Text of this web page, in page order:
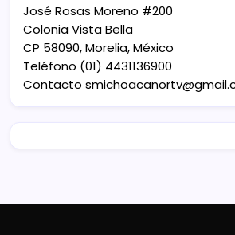
José Rosas Moreno #200
Colonia Vista Bella
CP 58090, Morelia, México
Teléfono (01) 4431136900
Contacto